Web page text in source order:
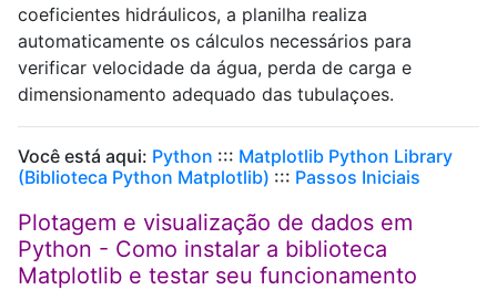
coeficientes hidráulicos, a planilha realiza
automaticamente os cálculos necessários para
verificar velocidade da água, perda de carga e
dimensionamento adequado das tubulaçoes.
Você está aqui: Python ::: Matplotlib Python Library
(Biblioteca Python Matplotlib) ::: Passos Iniciais
Plotagem e visualização de dados em
Python - Como instalar a biblioteca
Matplotlib e testar seu funcionamento